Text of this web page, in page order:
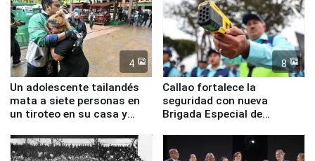
4
Un adolescente tailandés
mata a siete personas en
un tiroteo en su casa y
8
Callao fortalece la
seguridad con nueva
Brigada Especial de
equipamiento para
Serenazgo